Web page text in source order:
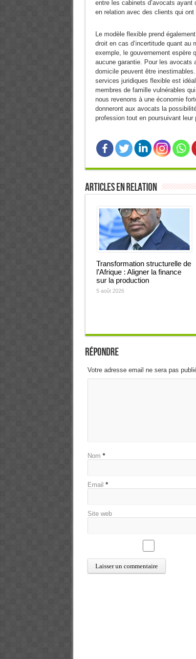
entre les cabinets d’avocats
en relation avec des clients qui
Le modèle flexible prend
droit en cas d’incertitude quant
exemple, le gouvernement espère
aucune garantie. Pour les avocats
domicile peuvent être
services juridiques flexible est
membres de famille vulnérables
nous revenons à une économie
donneront aux avocats la
profession tout en poursuivant leur
Articles en relation
Transformation structurelle de
l’Afrique : Aligner la finance
sur la production
5 août 2026
Répondre
Votre adresse email ne sera pas
Nom *
Email *
Site web